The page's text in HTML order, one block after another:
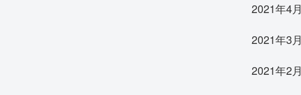
2021年4月
2021年3月
2021年2月